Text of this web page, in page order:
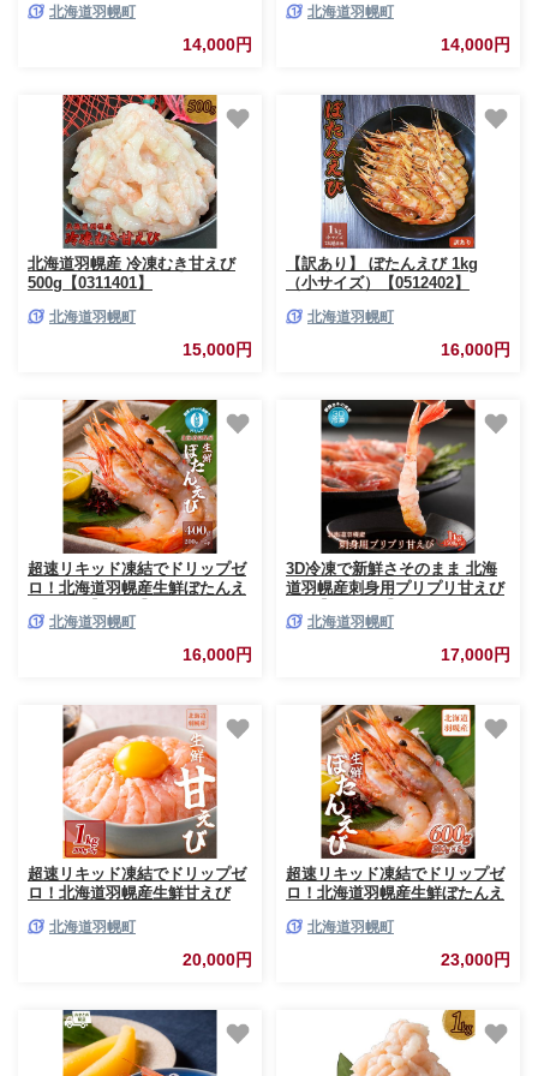
【0312101】
北海道羽幌町
14,000円
北海道羽幌町
14,000円
北海道羽幌産 冷凍むき甘えび
500g【0311401】
北海道羽幌町
15,000円
【訳あり】 ぼたんえび 1kg
（小サイズ）【0512402】
北海道羽幌町
16,000円
超速リキッド凍結でドリップゼ
ロ！北海道羽幌産生鮮ぼたんえ
北海道羽幌町
16,000円
3D冷凍で新鮮さそのまま 北海
道羽幌産刺身用プリプリ甘えび
北海道羽幌町
17,000円
超速リキッド凍結でドリップゼ
ロ！北海道羽幌産生鮮甘えび
【0311201】
北海道羽幌町
20,000円
超速リキッド凍結でドリップゼ
ロ！北海道羽幌産生鮮ぼたんえ
【0311801】
北海道羽幌町
23,000円